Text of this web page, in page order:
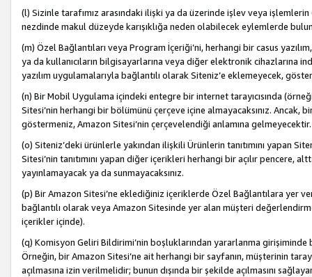
(l) Sizinle tarafımız arasındaki ilişki ya da üzerinde işlev veya
nezdinde makul düzeyde karışıklığa neden olabilecek eylemlerde
(m) Özel Bağlantıları veya Program İçeriği’ni, herhangi bir casus
ya da kullanıcıların bilgisayarlarına veya diğer elektronik
yazılım uygulamalarıyla bağlantılı olarak Siteniz’e eklemeyecek,
(n) Bir Mobil Uygulama içindeki entegre bir internet tarayıcısında
Sitesi’nin herhangi bir bölümünü çerçeve içine almayacaksınız. Ancak,
göstermeniz, Amazon Sitesi’nin çerçevelendiği anlamına gelmeyecektir.
(o) Siteniz’deki ürünlerle yakından ilişkili Ürünlerin tanıtımını yapan
Sitesi’nin tanıtımını yapan diğer içerikleri herhangi bir açılır pencere,
yayınlamayacak ya da sunmayacaksınız.
(p) Bir Amazon Sitesi’ne eklediğiniz içeriklerde Özel Bağlantılara yer
bağlantılı olarak veya Amazon Sitesinde yer alan müşteri
içerikler içinde).
(q) Komisyon Geliri Bildirimi’nin boşluklarından yararlanma
Örneğin, bir Amazon Sitesi’ne ait herhangi bir sayfanın, müşterinin
açılmasına izin verilmelidir; bunun dışında bir şekilde açılmasını